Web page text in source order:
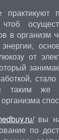
в организм
от
таким же
вы
по